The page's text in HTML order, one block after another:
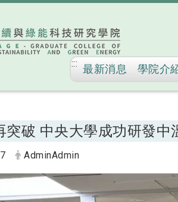
::: 最新消息 學院介
突破 中央大學成功研發中
AdminAdmin